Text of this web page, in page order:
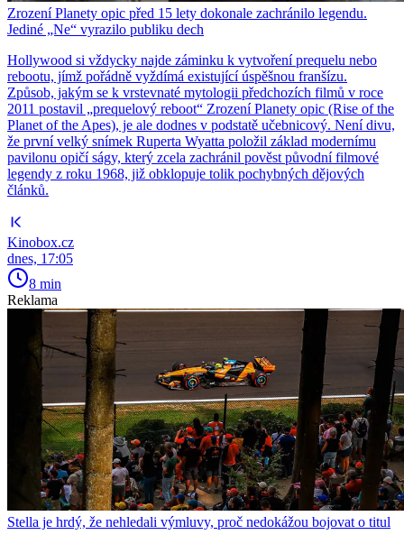
Zrození Planety opic před 15 lety dokonale zachránilo legendu.
Jediné „Ne“ vyrazilo publiku dech
Hollywood si vždycky najde záminku k vytvoření prequelu nebo
rebootu, jímž pořádně vyždímá existující úspěšnou franšízu.
Způsob, jakým se k vrstevnaté mytologii předchozích filmů v roce
2011 postavil „prequelový reboot“ Zrození Planety opic (Rise of the
Planet of the Apes), je ale dodnes v podstatě učebnicový. Není divu,
že první velký snímek Ruperta Wyatta položil základ modernímu
pavilonu opičí ságy, který zcela zachránil pověst původní filmové
legendy z roku 1968, již obklopuje tolik pochybných dějových
článků.
Kinobox.cz
dnes, 17:05
8 min
Reklama
Stella je hrdý, že nehledali výmluvy, proč nedokážou bojovat o titul